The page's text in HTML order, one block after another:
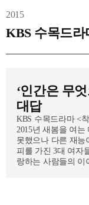
2015
KBS 수목드라
‘인간은 무
대답
KBS 수목드라마 <
2015년 새봄을 여
못했으나 다른 재능
피를 가진 3대 여자
랑하는 사람들의 이